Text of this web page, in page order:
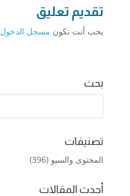
تقديم تعليق
يجب أنت تكون مسجل الدخول
بحث
تصنيفات
المحتوى والسيو (396)
أحدث المقالات